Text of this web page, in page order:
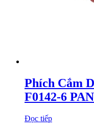
Phích Cắm
F0142-6
Đọc tiếp